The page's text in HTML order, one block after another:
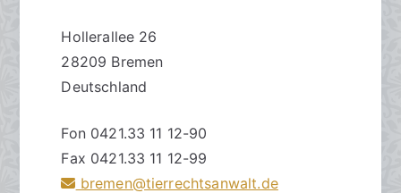
Hollerallee 26
28209 Bremen
Deutschland
Fon 0421.33 11 12-90
Fax 0421.33 11 12-99
bremen@tierrechtsanwalt.de